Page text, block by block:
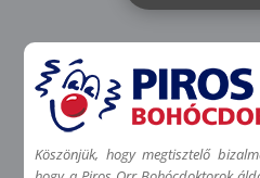
Köszönjük, hogy megtisztelő